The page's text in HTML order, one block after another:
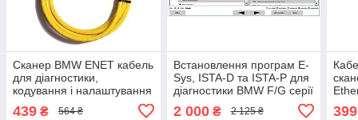
Сканер BMW ENET кабель
для діагностики,
кодування і налаштування
Ethernet, ICOM) енет
439 ₴ 564 ₴
Встановлення програм E-
Sys, ISTA-D та ISTA-P для
діагностики BMW F/G серії
2 000₴ 2 125 ₴ 399